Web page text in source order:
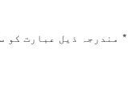
* مندرجہ ذیل عبارت کو